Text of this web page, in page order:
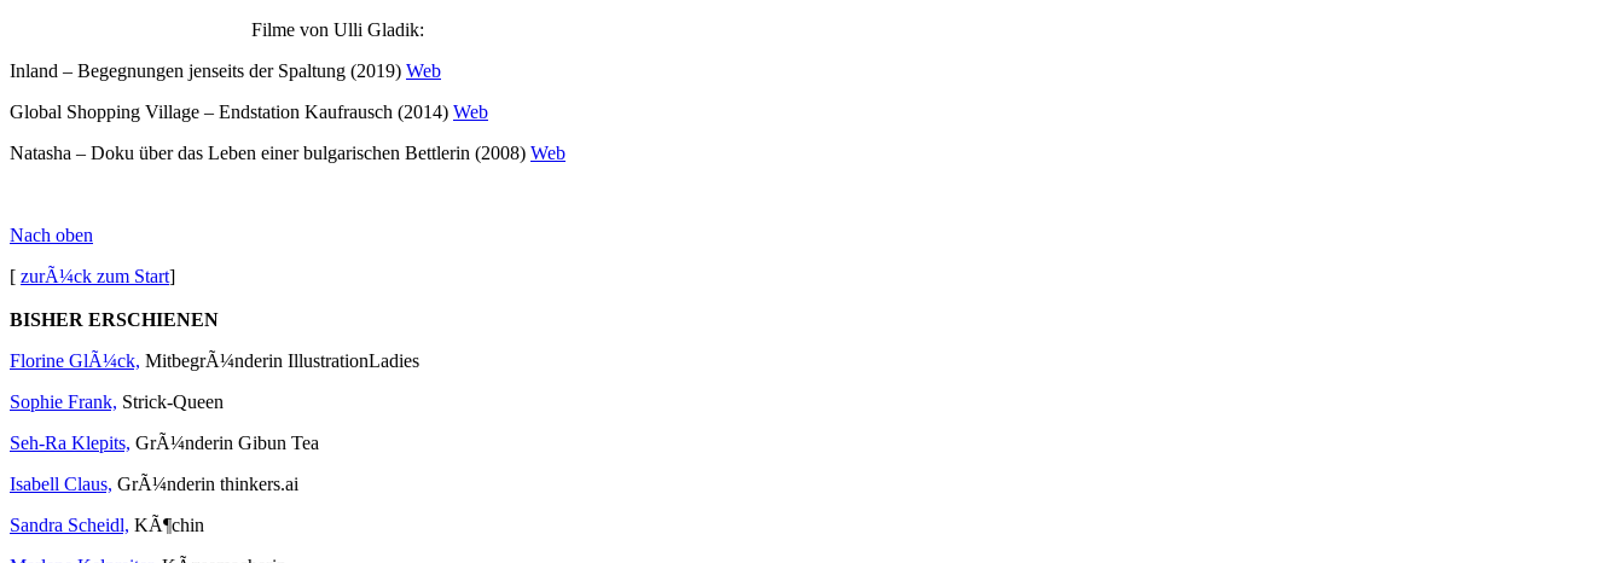
Filme von Ulli Gladik:
Inland – Begegnungen jenseits der Spaltung (2019) Web
Global Shopping Village – Endstation Kaufrausch (2014) Web
Natasha – Doku über das Leben einer bulgarischen Bettlerin (2008) Web
Nach oben
[ zurÃ¼ck zum Start]
BISHER ERSCHIENEN
Florine GlÃ¼ck, MitbegrÃ¼nderin IllustrationLadies
Sophie Frank, Strick-Queen
Seh-Ra Klepits, GrÃ¼nderin Gibun Tea
Isabell Claus, GrÃ¼nderin thinkers.ai
Sandra Scheidl, KÃ¶chin